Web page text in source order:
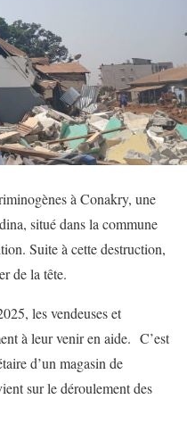
à Conakry, une
situé dans la commune
Suite à cette destruction,
de la tête.
les vendeuses et
à leur venir en aide. C’est
d’un magasin de
sur le déroulement des